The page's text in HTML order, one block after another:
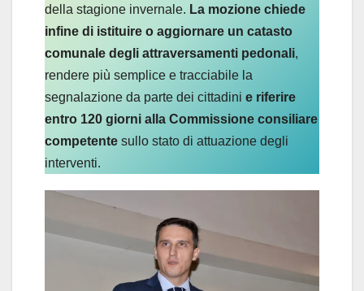
della stagione invernale. La mozione chiede
infine di istituire o aggiornare un catasto
comunale degli attraversamenti pedonali,
rendere più semplice e tracciabile la
segnalazione da parte dei cittadini e riferire
entro 120 giorni alla Commissione consiliare
competente sullo stato di attuazione degli
interventi.